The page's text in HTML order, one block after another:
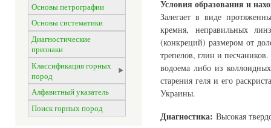
Основы петрографии
Основы систематики
Диагностические
признаки
Классификация горных
пород
Алфавитный указатель
Поиск горных пород
Условия образования и
Залегает в виде
кремня, неправильных
(конкреций) размером от
трепелов, глин и
водоема либо из
старения геля и его
Украины.
Диагностика: Высокая